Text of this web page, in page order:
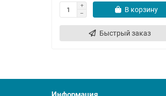
В корзину
Быстрый заказ